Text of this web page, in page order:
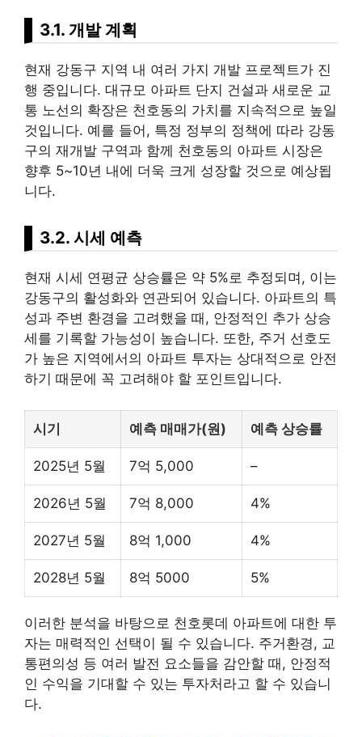
3.1. 개발 계획
현재 강동구 지역 내 여러 가지 개발 프로젝트가 진
행 중입니다. 대규모 아파트 단지 건설과 새로운 교
통 노선의 확장은 천호동의 가치를 지속적으로 높일
것입니다. 예를 들어, 특정 정부의 정책에 따라 강동
구의 재개발 구역과 함께 천호동의 아파트 시장은
향후 5~10년 내에 더욱 크게 성장할 것으로 예상됩
니다.
3.2. 시세 예측
현재 시세 연평균 상승률은 약 5%로 추정되며, 이는
강동구의 활성화와 연관되어 있습니다. 아파트의 특
성과 주변 환경을 고려했을 때, 안정적인 추가 상승
세를 기록할 가능성이 높습니다. 또한, 주거 선호도
가 높은 지역에서의 아파트 투자는 상대적으로 안전
하기 때문에 꼭 고려해야 할 포인트입니다.
시기 예측 매매가(원) 예측 상승률
2025년 5월 7억 5,000 –
2026년 5월 7억 8,000 4%
2027년 5월 8억 1,000 4%
2028년 5월 8억 5000 5%
이러한 분석을 바탕으로 천호롯데 아파트에 대한 투
자는 매력적인 선택이 될 수 있습니다. 주거환경, 교
통편의성 등 여러 발전 요소들을 감안할 때, 안정적
인 수익을 기대할 수 있는 투자처라고 할 수 있습니
다.